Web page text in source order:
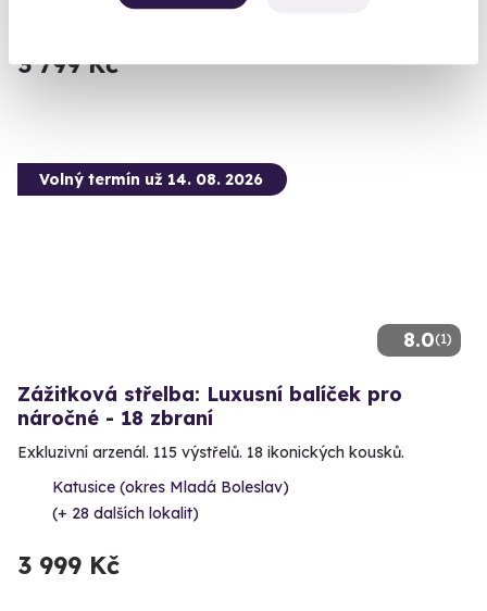
(+ 28 dalších lokalit)
3 799 Kč
8.0(1)
Volný termín už 14. 08. 2026
Zážitková střelba: Luxusní balíček pro
náročné - 18 zbraní
Exkluzivní arzenál. 115 výstřelů. 18 ikonických kousků.
Katusice (okres Mladá Boleslav)
(+ 28 dalších lokalit)
3 999 Kč